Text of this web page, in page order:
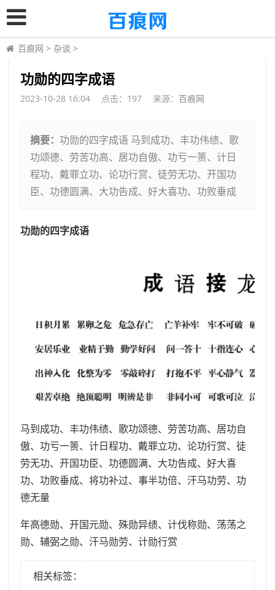
百痕网 > 杂谈 >
​功勋的四字成语
2023-10-28 16:04 点击： 197 来源： 百痕网
摘要： 功勋的四字成语 马到成功、丰功伟绩、歌
功颂德、劳苦功高、居功自傲、功亏一篑、计日
程功、戴罪立功、论功行赏、徒劳无功、开国功
臣、功德圆满、大功告成、好大喜功、功败垂成
功勋的四字成语
马到成功、丰功伟绩、歌功颂德、劳苦功高、居功自
傲、功亏一篑、计日程功、戴罪立功、论功行赏、徒
劳无功、开国功臣、功德圆满、大功告成、好大喜
功、功败垂成、将功补过、事半功倍、汗马功劳、功
德无量
年高德勋、开国元勋、殊勋异绩、计伐称勋、荡荡之
勋、辅弼之勋、汗马勋劳、计勋行赏
相关标签：